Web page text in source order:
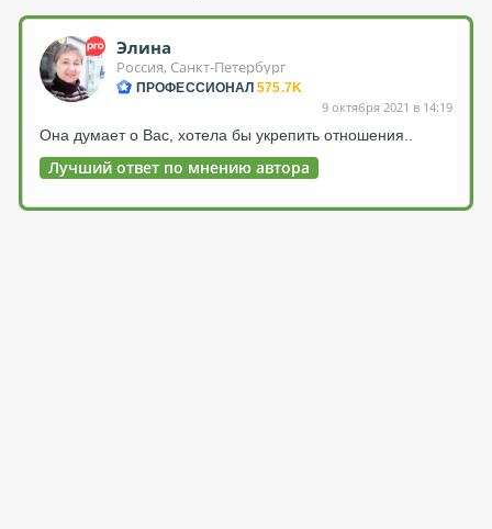
Элина
Россия, Санкт-Петербург
ПРОФЕССИОНАЛ 575.7K
9 октября 2021 в 14:19
Она думает о Вас, хотела бы укрепить отношения..
Лучший ответ по мнению автора